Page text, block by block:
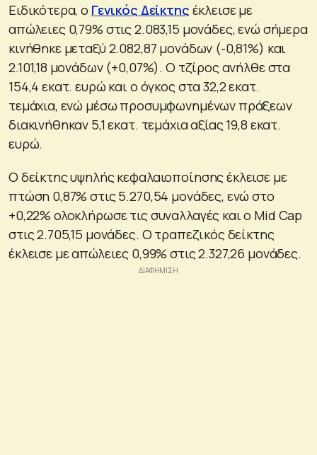
Ειδικότερα, ο Γενικός Δείκτης έκλεισε με
απώλειες 0,79% στις 2.083,15 μονάδες, ενώ σήμερα
κινήθηκε μεταξύ 2.082,87 μονάδων (-0,81%) και
2.101,18 μονάδων (+0,07%). Ο τζίρος ανήλθε στα
154,4 εκατ. ευρώ και ο όγκος στα 32,2 εκατ.
τεμάχια, ενώ μέσω προσυμφωνημένων πράξεων
διακινήθηκαν 5,1 εκατ. τεμάχια αξίας 19,8 εκατ.
ευρώ.
Ο δείκτης υψηλής κεφαλαιοποίησης έκλεισε με
πτώση 0,87% στις 5.270,54 μονάδες, ενώ στο
+0,22% ολοκλήρωσε τις συναλλαγές και ο Mid Cap
στις 2.705,15 μονάδες. Ο τραπεζικός δείκτης
έκλεισε με απώλειες 0,99% στις 2.327,26 μονάδες.